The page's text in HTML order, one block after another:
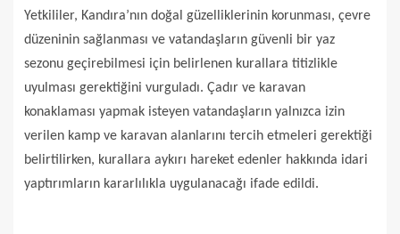
Yetkililer, Kandıra’nın doğal güzelliklerinin korunması, çevre
düzeninin sağlanması ve vatandaşların güvenli bir yaz
sezonu geçirebilmesi için belirlenen kurallara titizlikle
uyulması gerektiğini vurguladı. Çadır ve karavan
konaklaması yapmak isteyen vatandaşların yalnızca izin
verilen kamp ve karavan alanlarını tercih etmeleri gerektiği
belirtilirken, kurallara aykırı hareket edenler hakkında idari
yaptırımların kararlılıkla uygulanacağı ifade edildi.